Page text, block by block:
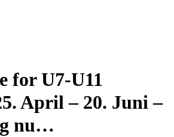
for U7-U11
April – 20. Juni –
nu…